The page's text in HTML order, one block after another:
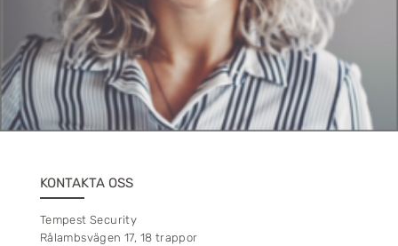
KONTAKTA OSS
Tempest Security
Rålambsvägen 17, 18 trappor